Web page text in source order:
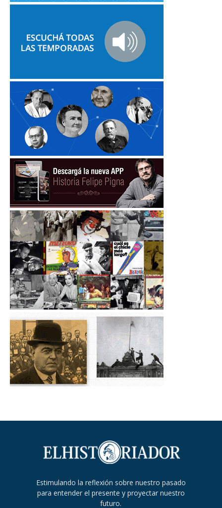
Estimulando la reflexión sobre nuestro pasado
para entender el presente y proyectar nuestro
futuro.